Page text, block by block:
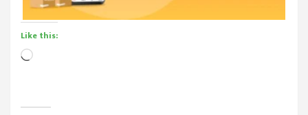
Like this:
Loading…